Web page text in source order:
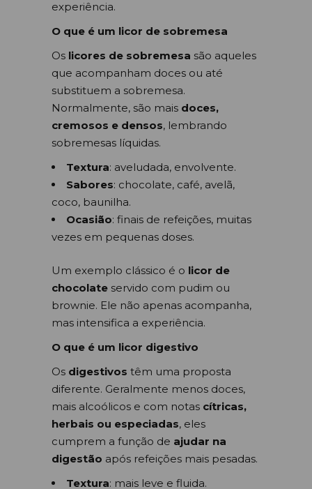
experiência.
O que é um licor de sobremesa
Os licores de sobremesa são aqueles
que acompanham doces ou até
substituem a sobremesa.
Normalmente, são mais doces,
cremosos e densos, lembrando
sobremesas líquidas.
Textura: aveludada, envolvente.
Sabores: chocolate, café, avelã,
coco, baunilha.
Ocasião: finais de refeições, muitas
vezes em pequenas doses.
Um exemplo clássico é o licor de
chocolate servido com pudim ou
brownie. Ele não apenas acompanha,
mas intensifica a experiência.
O que é um licor digestivo
Os digestivos têm uma proposta
diferente. Geralmente menos doces,
mais alcoólicos e com notas cítricas,
herbais ou especiadas, eles
cumprem a função de ajudar na
digestão após refeições mais pesadas.
Textura: mais leve e fluida.